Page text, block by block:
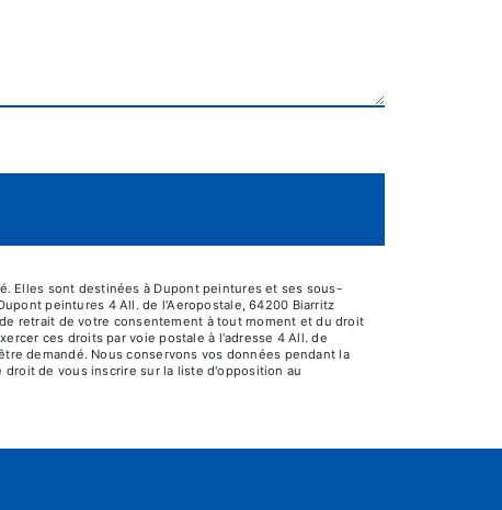
Elles sont destinées à Dupont peintures et ses sous-
peintures 4 All. de l'Aeropostale, 64200 Biarritz
retrait de votre consentement à tout moment et du droit
ces droits par voie postale à l'adresse 4 All. de
demandé. Nous conservons vos données pendant la
de vous inscrire sur la liste d'opposition au